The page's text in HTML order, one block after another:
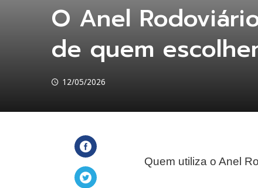
O Anel
de quem
12/05/2026
Facebook
Quem utiliza o Anel